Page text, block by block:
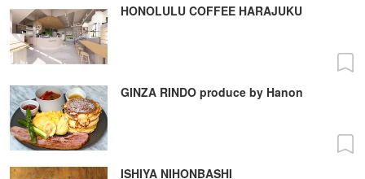
HONOLULU COFFEE HARAJUKU
GINZA RINDO produce by Hanon
ISHIYA NIHONBASHI